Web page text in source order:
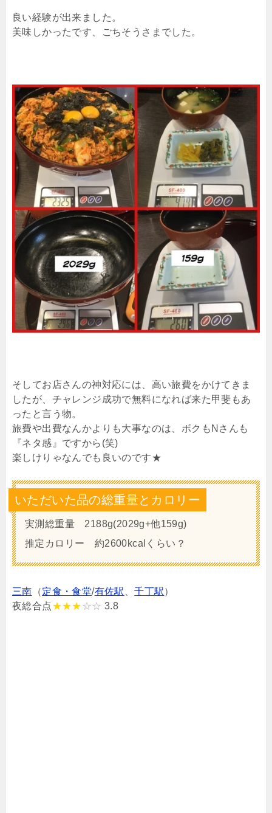
良い経験が出来ました。
美味しかったです、ごちそうさまでした。
そしてお店さんの神対応には、高い旅費をかけてきま
したが、チャレンジ成功で無料になれば来た甲斐もあ
ったと言う物。
旅費や出費なんかよりも大事なのは、ボクもNさんも
『ネタ感』ですから(笑)
楽しけりゃなんでも良いのです★
いただいた品の総重量とカロリー
実測総重量 2188g(2029g+他159g)
推定カロリー 約2600kcalくらい？
三南 （定食・食堂/有佐駅 、千丁駅）
夜総合点★★★ ☆☆ 3.8